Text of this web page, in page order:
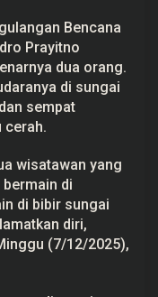
Bencana
Prayitno
dua orang.
di sungai
sempat
cerah.
wisatawan yang
di
di bibir sungai
diri,
(7/12/2025),